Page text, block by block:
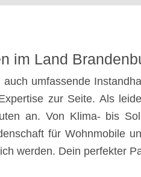
im Land
umfassende
zur Seite. Als
an. Von Klima- bis
für Wohnmobile
werden. Dein perfekter